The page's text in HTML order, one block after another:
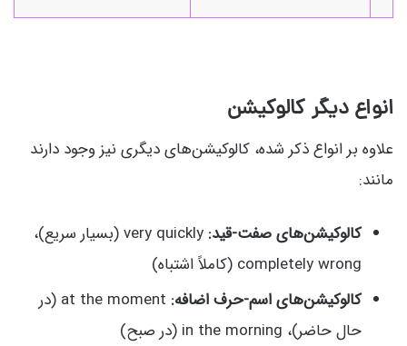
انواع دیگر کالوکیشن
علاوه بر انواع ذکر شده، کالوکیشن‌های دیگری نیز وجود دارند
مانند:
کالوکیشن‌های صفت-قید:
very quickly (بسیار سریع)،
completely wrong (کاملاً اشتباه)
کالوکیشن‌های اسم-حرف اضافه:
at the moment (در
حال حاضر)، in the morning (در صبح)